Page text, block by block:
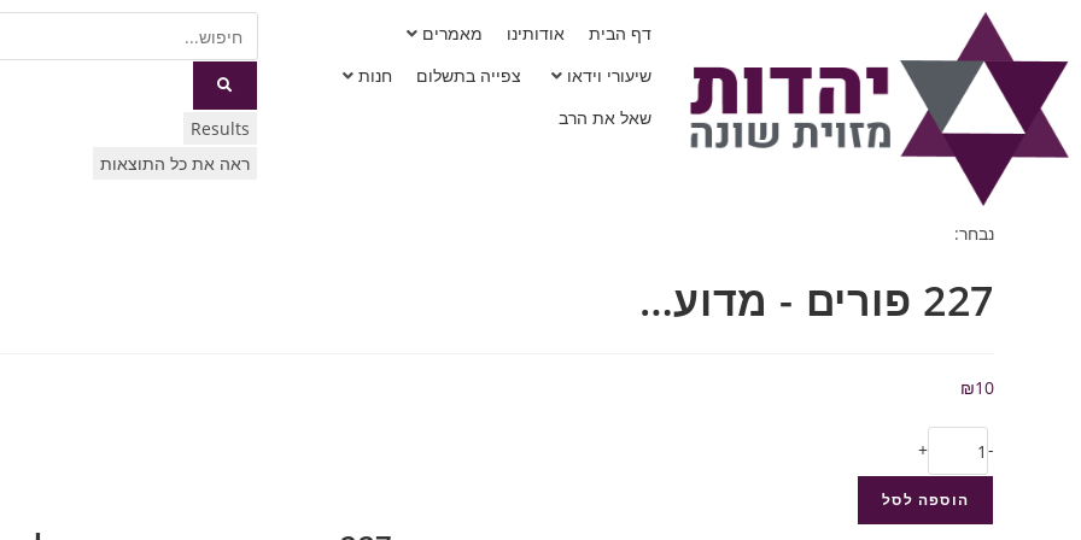
דף הבית אודותינו
מאמרים
שיעורי וידאו
צפייה בתשלום
חנות
שאל את הרב
Results
ראה את כל התוצאות
נבחר:
227 פורים - מדוע…
₪10
-
+
הוספה לסל